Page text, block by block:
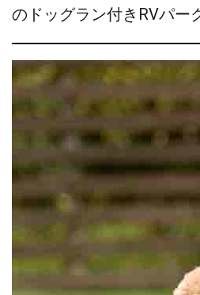
のドッグラン付きRVパー